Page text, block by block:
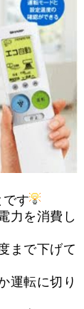
です
力を消費し
まで下げて
運転に切り